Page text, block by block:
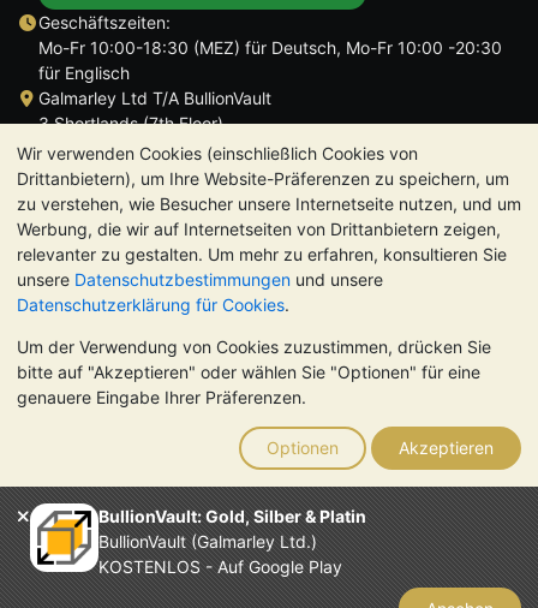
Wir verwenden Cookies (einschließlich Cookies von
Drittanbietern), um Ihre Website-Präferenzen zu speichern, um
zu verstehen, wie Besucher unsere Internetseite nutzen, und um
Werbung, die wir auf Internetseiten von Drittanbietern zeigen,
relevanter zu gestalten. Um mehr zu erfahren, konsultieren Sie
unsere Datenschutzbestimmungen und unsere
Datenschutzerklärung für Cookies.
Um der Verwendung von Cookies zuzustimmen, drücken Sie
bitte auf "Akzeptieren" oder wählen Sie "Optionen" für eine
genauere Eingabe Ihrer Präferenzen.
Optionen Akzeptieren
BullionVault: Gold, Silber & Platin
BullionVault (Galmarley Ltd.)
KOSTENLOS - Auf Google Play
Geschäftszeiten:
Mo-Fr 10:00-18:30 (MEZ) für Deutsch, Mo-Fr 10:00 -20:30
für Englisch
Galmarley Ltd T/A BullionVault
3 Shortlands (7th Floor)
Hammersmith
London
W6 8DA
Großbritannien
TrustScore 4.8 | 724 Bewertungen
BITTE BEACHTEN SIE: Der Wert von Edelmetallen kann sowohl
steigen als auch fallen. Historische Trends sind keine Garantie
für zukünftige Preisentwicklungen. Nichts auf den Webseiten
von BullionVault oder in der Kommunikation stellt eine
Anlageberatung dar. Sie sollten sich von einem Fachmann
beraten lassen, um zu sehen, ob der Besitz von Edelmetallen
das Richtige für Sie ist.
Galmarley Ltd. (Handelsname BullionVault) ist registriert in
England und Wales unter der Steuernummer 4943684
BullionVault Ltd © 2026